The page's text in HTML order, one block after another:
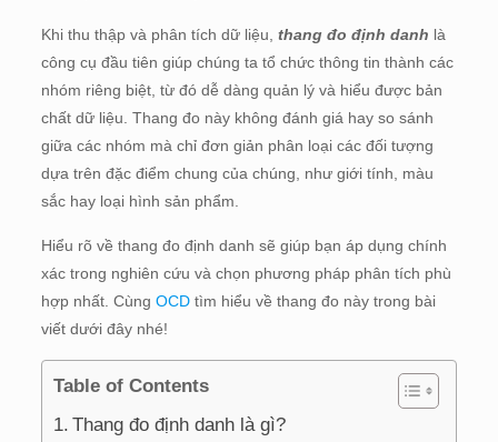
Khi thu thập và phân tích dữ liệu, thang đo định danh là
công cụ đầu tiên giúp chúng ta tổ chức thông tin thành các
nhóm riêng biệt, từ đó dễ dàng quản lý và hiểu được bản
chất dữ liệu. Thang đo này không đánh giá hay so sánh
giữa các nhóm mà chỉ đơn giản phân loại các đối tượng
dựa trên đặc điểm chung của chúng, như giới tính, màu
sắc hay loại hình sản phẩm.
Hiểu rõ về thang đo định danh sẽ giúp bạn áp dụng chính
xác trong nghiên cứu và chọn phương pháp phân tích phù
hợp nhất. Cùng OCDtìm hiểu về thang đo này trong bài
viết dưới đây nhé!
Table of Contents
Thang đo định danh là gì?